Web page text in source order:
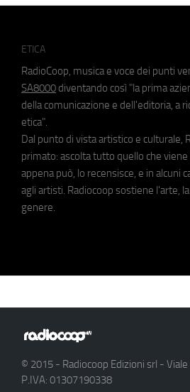
ETICA
RadioCoop, musica e voce dei punti
SA8000 diventando così "la prima
della comunicazione e dell'editoria, a
etica".
Dal punto di vista artistico e culturale,
primato: ascolta tutto quello che
appena può, lo recensisce, e in alcuni
agli artisti. Radiocoop sostiene l'arte,
genere.
© 2015 - Radiocoop Edizioni srl -
P.IVA: 01307190338